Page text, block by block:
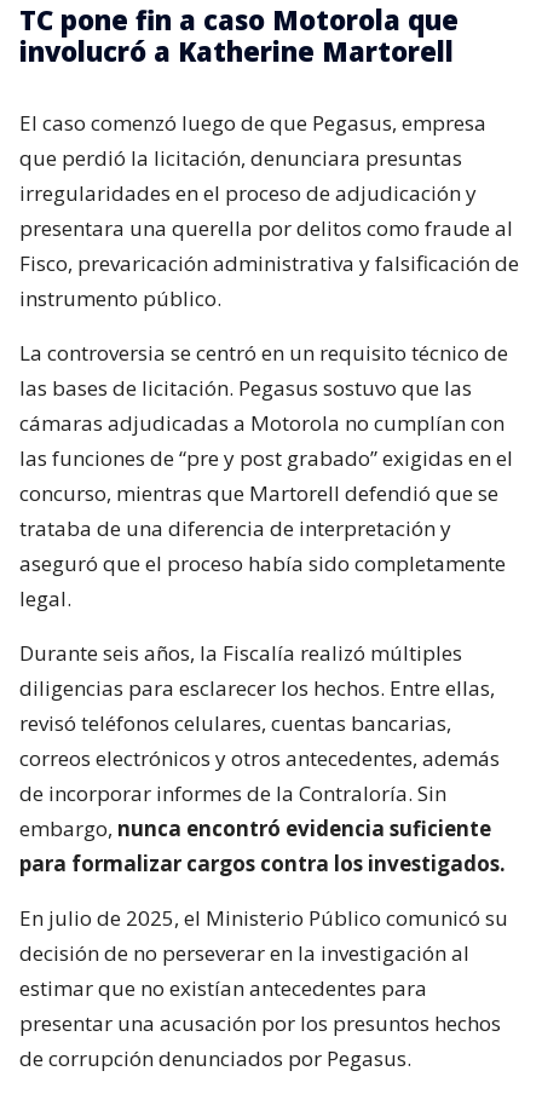
TC pone fin a caso Motorola que
involucró a Katherine Martorell
El caso comenzó luego de que Pegasus, empresa
que perdió la licitación, denunciara presuntas
irregularidades en el proceso de adjudicación y
presentara una querella por delitos como fraude al
Fisco, prevaricación administrativa y falsificación de
instrumento público.
La controversia se centró en un requisito técnico de
las bases de licitación. Pegasus sostuvo que las
cámaras adjudicadas a Motorola no cumplían con
las funciones de “pre y post grabado” exigidas en el
concurso, mientras que Martorell defendió que se
trataba de una diferencia de interpretación y
aseguró que el proceso había sido completamente
legal.
Durante seis años, la Fiscalía realizó múltiples
diligencias para esclarecer los hechos. Entre ellas,
revisó teléfonos celulares, cuentas bancarias,
correos electrónicos y otros antecedentes, además
de incorporar informes de la Contraloría. Sin
embargo, nunca encontró evidencia suficiente
para formalizar cargos contra los investigados.
En julio de 2025, el Ministerio Público comunicó su
decisión de no perseverar en la investigación al
estimar que no existían antecedentes para
presentar una acusación por los presuntos hechos
de corrupción denunciados por Pegasus.